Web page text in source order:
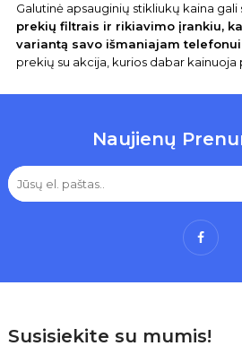
Galutinė apsauginių stikliukų kaina gali
prekių filtrais ir rikiavimo įrankiu,
variantą savo išmaniajam telefonui
prekių su akcija, kurios dabar kainuoja
Naujienų
Susisiekite su mumis!